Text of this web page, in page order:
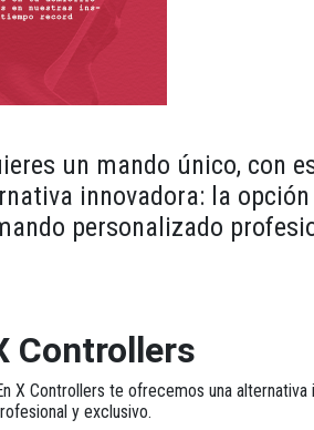
un mando único, con
innovadora: la opción
personalizado
Controllers
X Controllers te ofrecemos una alternativa
y exclusivo.